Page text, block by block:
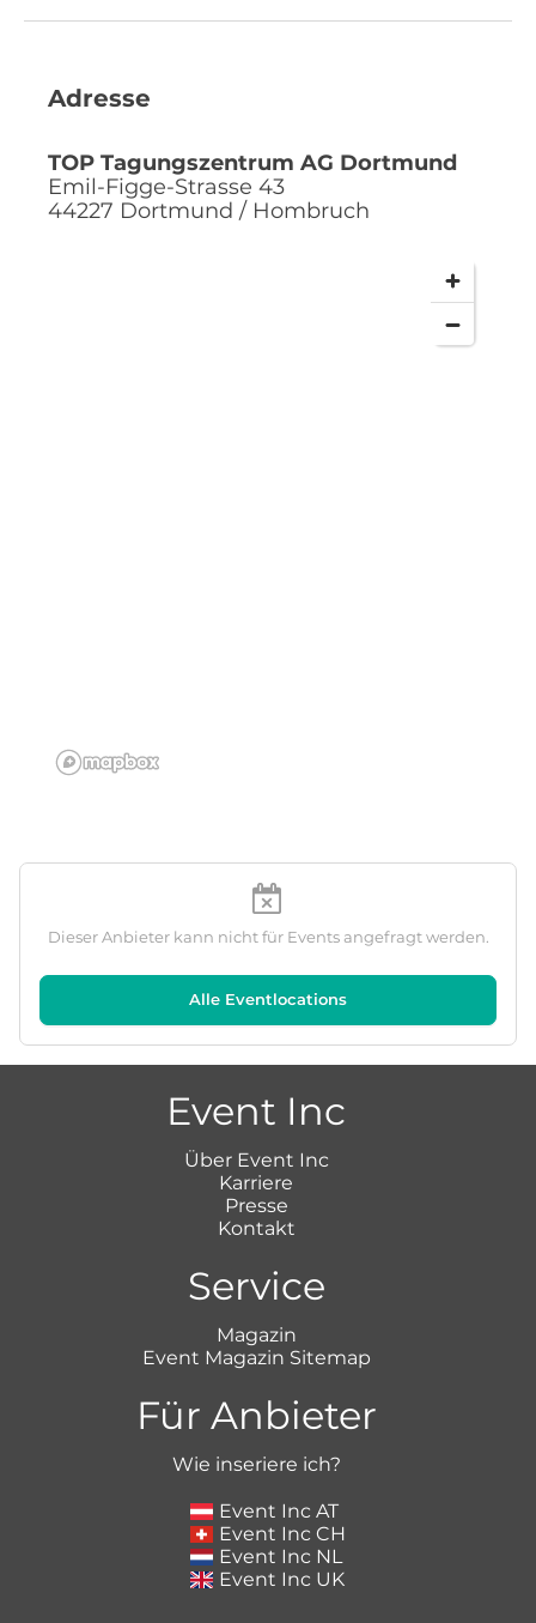
Adresse
TOP Tagungszentrum AG Dortmund
Emil-Figge-Strasse 43
44227 Dortmund / Hombruch
Dieser Anbieter kann nicht für Events angefragt werden.
Alle Eventlocations
Event Inc
Über Event Inc
Karriere
Presse
Kontakt
Service
Magazin
Event Magazin Sitemap
Für Anbieter
Wie inseriere ich?
Event Inc AT
Event Inc CH
Event Inc NL
Event Inc UK